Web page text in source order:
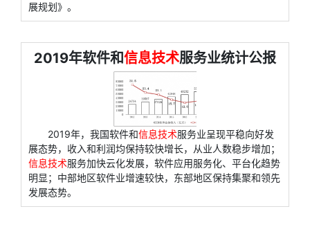
展规划》。
2019年软件和信息技术服务业统计公报
2019年，我国软件和信息技术服务业呈现平稳向好发
展态势，收入和利润均保持较快增长，从业人数稳步增加；
信息技术服务加快云化发展，软件应用服务化、平台化趋势
明显；中部地区软件业增速较快，东部地区保持集聚和领先
发展态势。